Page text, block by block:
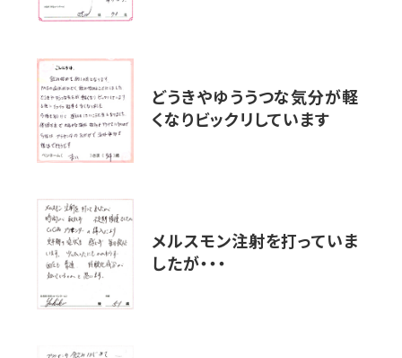
どうきやゆううつな気分が軽
くなりビックリしています
メルスモン注射を打っていま
したが・・・